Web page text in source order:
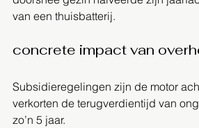
van een thuisbatterij.
concrete impact van
Subsidieregelingen zijn de motor
verkorten de terugverdientijd van
zo’n 5 jaar.